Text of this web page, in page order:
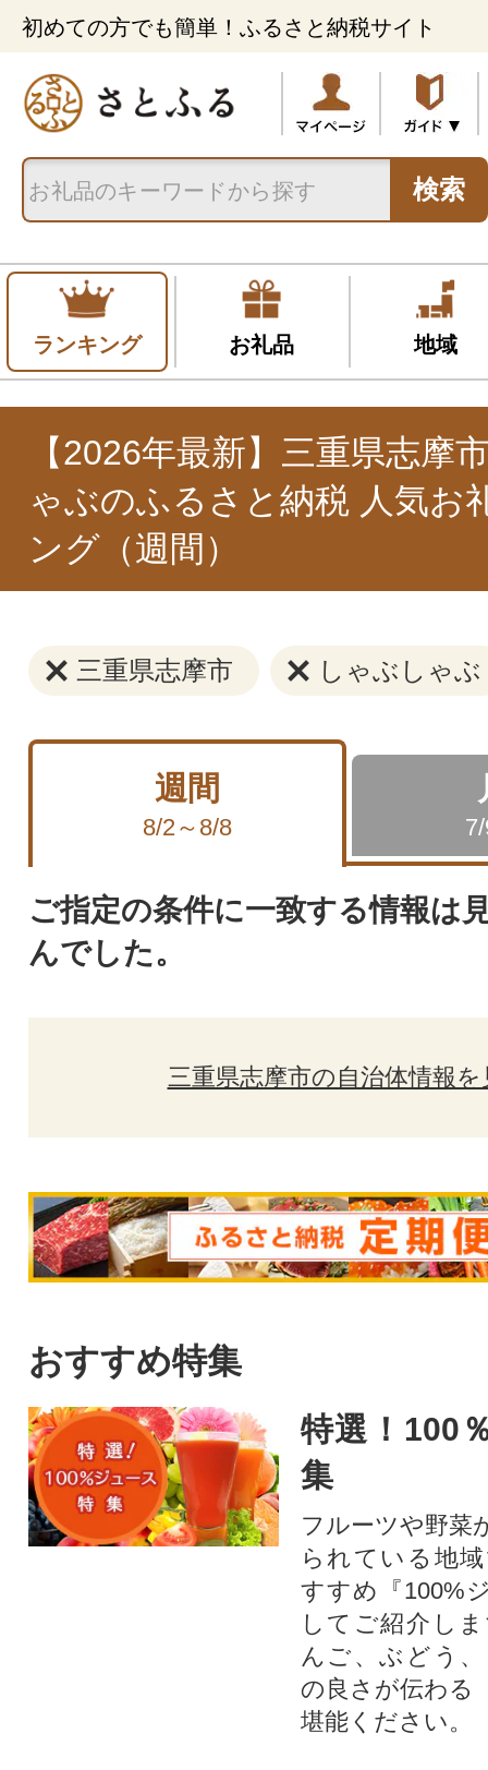
初めての方でも簡単！ふるさと納税サイト
検索
ランキング お礼品 地域
【2026年最新】三重県志摩
ゃぶのふるさと納税 人気お
ング（週間）
三重県志摩市 しゃぶしゃぶ
週間
8/2～8/8
ご指定の条件に一致する情報は
んでした。
三重県志摩市の自治体情報を
おすすめ特集
特選！100
集
フルーツや野菜
られている地
すすめ『100%
してご紹介し
んご、ぶどう
の良さが伝わる
堪能ください。